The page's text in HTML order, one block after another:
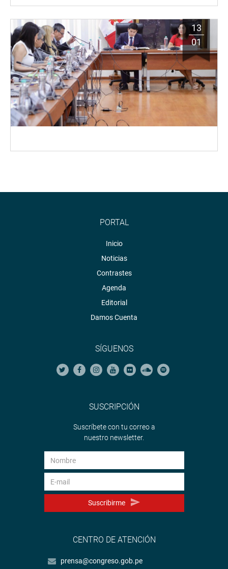
13
01
PORTAL
Inicio
Noticias
Contrastes
Agenda
Editorial
Damos Cuenta
SÍGUENOS
SUSCRIPCIÓN
Suscríbete con tu correo a
nuestro newsletter.
Suscribirme
CENTRO DE ATENCIÓN
prensa@congreso.gob.pe